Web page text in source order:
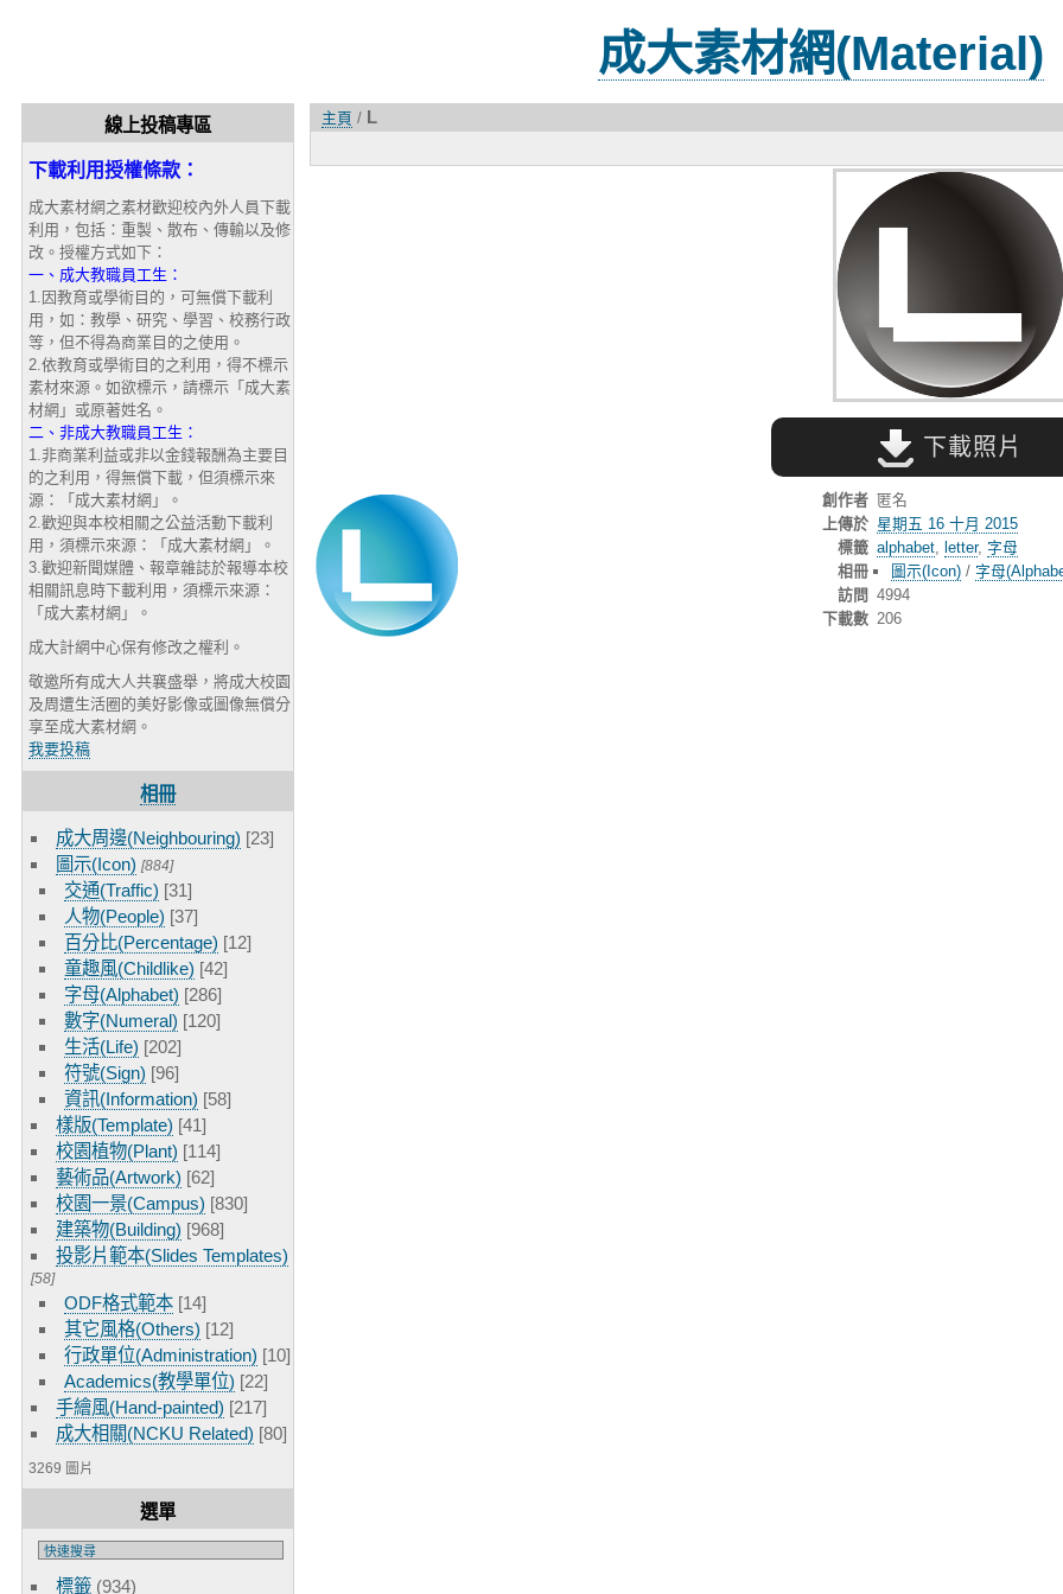
成大素材網(Material)
線上投稿專區
下載利用授權條款：
成大素材網之素材歡迎校內外人員下載
利用，包括：重製、散布、傳輸以及修
改。授權方式如下：
一、成大教職員工生：
1.因教育或學術目的，可無償下載利
用，如：教學、研究、學習、校務行政
等，但不得為商業目的之使用。
2.依教育或學術目的之利用，得不標示
素材來源。如欲標示，請標示「成大素
材網」或原著姓名。
二、非成大教職員工生：
1.非商業利益或非以金錢報酬為主要目
的之利用，得無償下載，但須標示來
源：「成大素材網」。
2.歡迎與本校相關之公益活動下載利
用，須標示來源：「成大素材網」。
3.歡迎新聞媒體、報章雜誌於報導本校
相關訊息時下載利用，須標示來源：
「成大素材網」。
成大計網中心保有修改之權利。
敬邀所有成大人共襄盛舉，將成大校園
及周遭生活圈的美好影像或圖像無償分
享至成大素材網。
我要投稿
相冊
成大周邊(Neighbouring) [23]
圖示(Icon) [884]
交通(Traffic) [31]
人物(People) [37]
百分比(Percentage) [12]
童趣風(Childlike) [42]
字母(Alphabet) [286]
數字(Numeral) [120]
生活(Life) [202]
符號(Sign) [96]
資訊(Information) [58]
樣版(Template) [41]
校園植物(Plant) [114]
藝術品(Artwork) [62]
校園一景(Campus) [830]
建築物(Building) [968]
投影片範本(Slides Templates)
[58]
ODF格式範本 [14]
其它風格(Others) [12]
行政單位(Administration) [10]
Academics(教學單位) [22]
手繪風(Hand-painted) [217]
成大相關(NCKU Related) [80]
3269 圖片
選單
標籤 (934)
主頁 / L
下載照片
創作者 匿名
上傳於 星期五 16 十月 2015
標籤 alphabet, letter, 字母
相冊
圖示(Icon) /字母
訪問 4994
下載數 206